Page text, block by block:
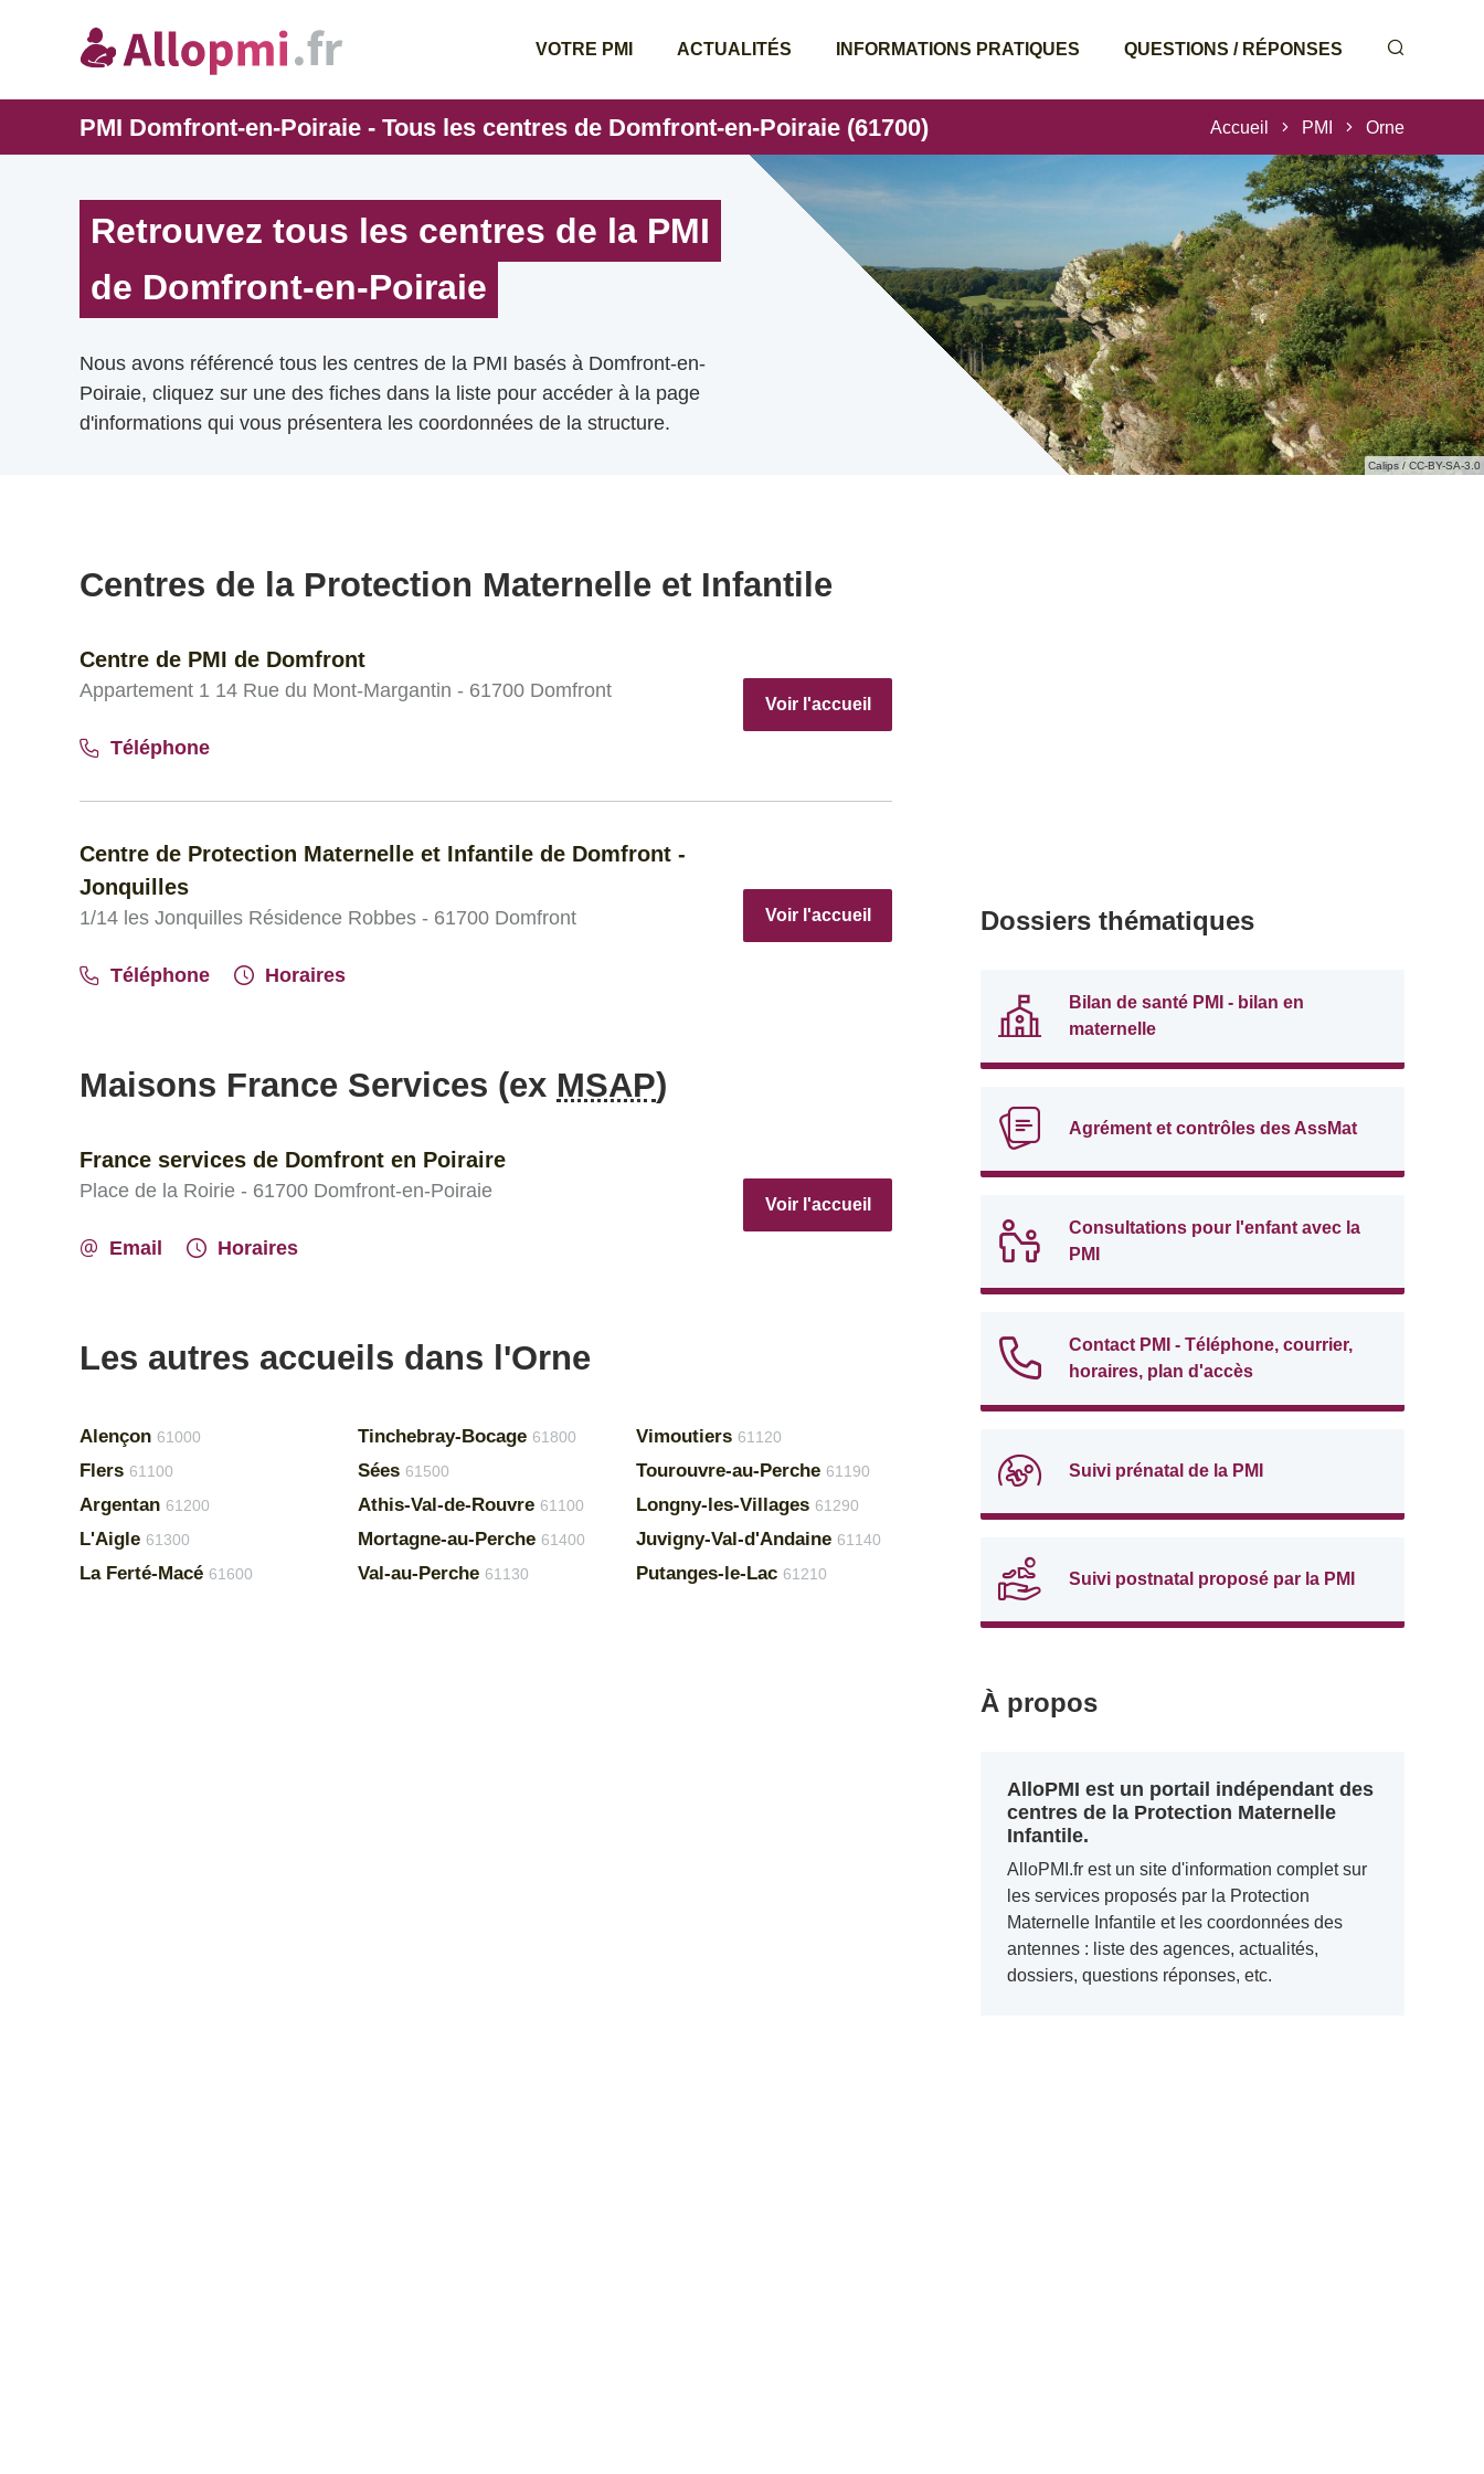
VOTRE PMI ACTUALITÉS INFORMATIONS PRATIQUES QUESTIONS / RÉPONSES
PMI Domfront-en-Poiraie - Tous les centres de Domfront-en-Poiraie (61700) Accueil PMI Orne
Calips / CC-BY-SA-3.0
Retrouvez tous les centres de la PMI
de Domfront-en-Poiraie
Nous avons référencé tous les centres de la PMI basés à Domfront-en-
Poiraie, cliquez sur une des fiches dans la liste pour accéder à la page
d'informations qui vous présentera les coordonnées de la structure.
Centres de la Protection Maternelle et Infantile
Centre de PMI de Domfront
Appartement 1 14 Rue du Mont-Margantin - 61700 Domfront
Téléphone
Voir l'accueil
Centre de Protection Maternelle et Infantile de Domfront -
Jonquilles
1/14 les Jonquilles Résidence Robbes - 61700 Domfront
Téléphone Horaires
Voir l'accueil
Maisons France Services (ex MSAP)
France services de Domfront en Poiraire
Place de la Roirie - 61700 Domfront-en-Poiraie
Email Horaires
Voir l'accueil
Les autres accueils dans l'Orne
Alençon 61000
Flers 61100
Argentan 61200
L'Aigle 61300
La Ferté-Macé 61600
Tinchebray-Bocage 61800
Sées 61500
Athis-Val-de-Rouvre 61100
Mortagne-au-Perche 61400
Val-au-Perche 61130
Vimoutiers 61120
Tourouvre-au-Perche 61190
Longny-les-Villages 61290
Juvigny-Val-d'Andaine 61140
Putanges-le-Lac 61210
Dossiers thématiques
Bilan de santé PMI - bilan en
maternelle
Agrément et contrôles des AssMat
Consultations pour l'enfant avec la
PMI
Contact PMI - Téléphone, courrier,
horaires, plan d'accès
Suivi prénatal de la PMI
Suivi postnatal proposé par la PMI
À propos
AlloPMI est un portail indépendant des
centres de la Protection Maternelle
Infantile.
AlloPMI.fr est un site d'information complet sur
les services proposés par la Protection
Maternelle Infantile et les coordonnées des
antennes : liste des agences, actualités,
dossiers, questions réponses, etc.